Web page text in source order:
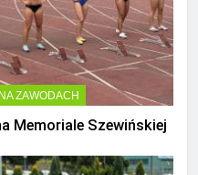
NA ZAWODACH
Udany występ Radomian na Memoriale Szewińskiej